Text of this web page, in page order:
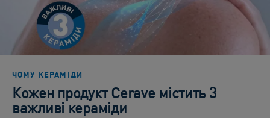
ЧОМУ КЕРАМІДИ
Кожен продукт Cerave містить 3
важливі кераміди